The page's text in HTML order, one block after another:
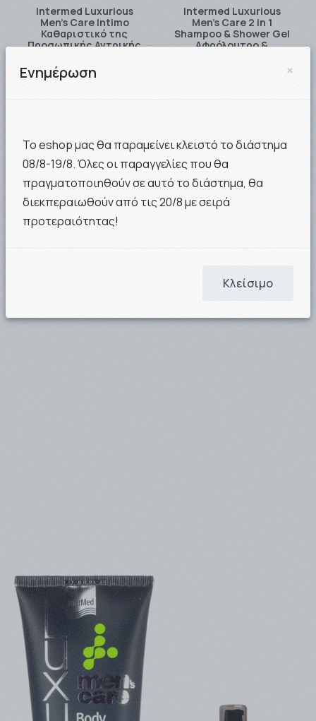
Intermed Luxurious
Men's Care Intimo
Καθαριστικό της
Προσωπικής Αντρικής
Intermed Luxurious
Men’s Care 2 in 1
Shampoo & Shower Gel
Αφρόλουτρο &
Ενημέρωση ×
Το eshop μας θα παραμείνει κλειστό το διάστημα
08/8-19/8. Όλες οι παραγγελίες που θα
πραγματοποιηθούν σε αυτό το διάστημα, θα
διεκπεραιωθούν από τις 20/8 με σειρά
προτεραιότητας!
Κλείσιμο